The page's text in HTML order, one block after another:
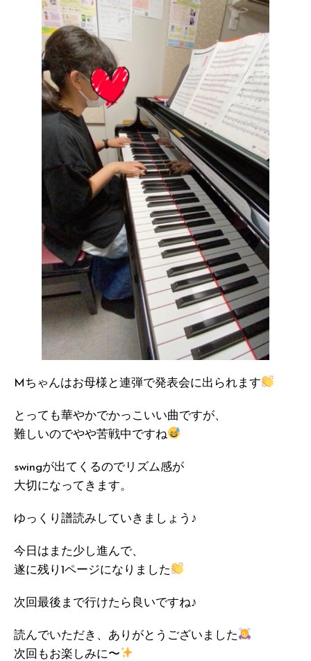
Mちゃんはお母様と連弾で発表会に出られます
とっても華やかでかっこいい曲ですが、
難しいのでやや苦戦中ですね
swingが出てくるのでリズム感が
大切になってきます。
ゆっくり譜読みしていきましょう♪
今日はまた少し進んで、
遂に残り1ページになりました
次回最後まで行けたら良いですね♪
読んでいただき、ありがとうございました
次回もお楽しみに〜